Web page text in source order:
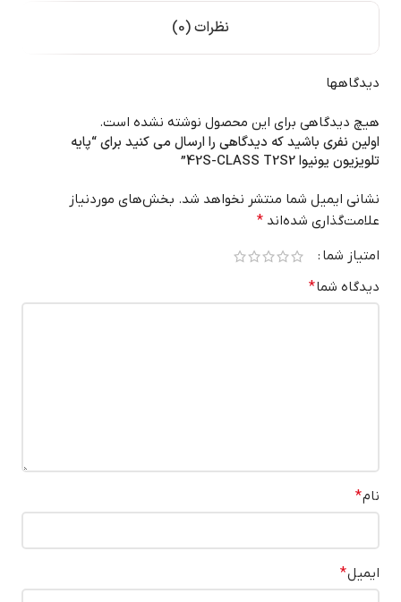
نظرات (0)
دیدگاهها
هیچ دیدگاهی برای این محصول نوشته نشده است.
اولین نفری باشید که دیدگاهی را ارسال می کنید برای “پایه
تلویزیون یونیوا 42S-CLASS T2S2”
نشانی ایمیل شما منتشر نخواهد شد. بخش‌های موردنیاز
علامت‌گذاری شده‌اند *
امتیاز شما
دیدگاه شما*
نام*
ایمیل*